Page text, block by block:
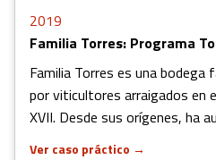
2019
Familia Torres: Programa
Familia Torres es una bodega
por viticultores arraigados en
XVII. Desde sus orígenes, ha
Ver caso práctico →